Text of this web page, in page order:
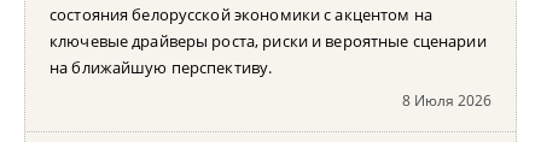
состояния белорусской экономики с акцентом на
ключевые драйверы роста, риски и вероятные сценарии
на ближайшую перспективу.
8 Июля 2026